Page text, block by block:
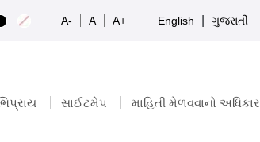
A- A A+ English ગુજરાતી
સાઈટમેપ માહિતી મેળવવાનો અધિકાર